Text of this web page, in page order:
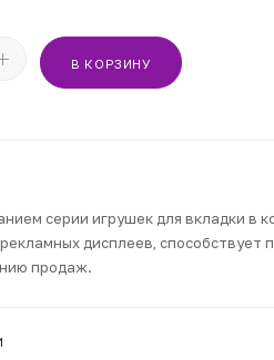
В КОРЗИНУ
серии игрушек для вкладки в
дисплеев, способствует
продаж.